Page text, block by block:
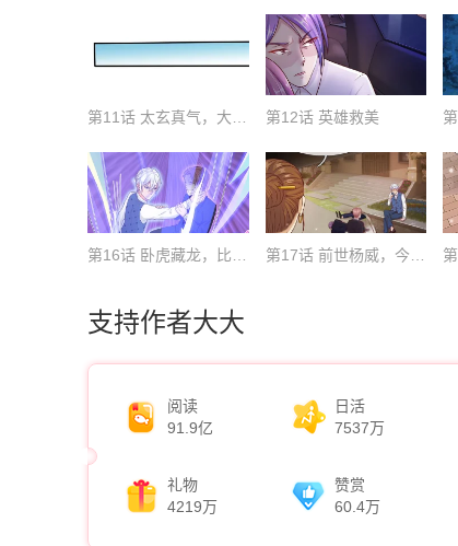
第12话 英雄救美
支持作者大大
阅读
91.9亿
日活
7537万
礼物
4219万
赞赏
60.4万